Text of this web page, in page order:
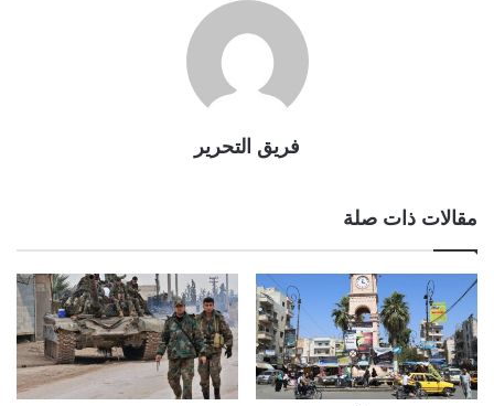
فريق التحرير
مقالات ذات صلة